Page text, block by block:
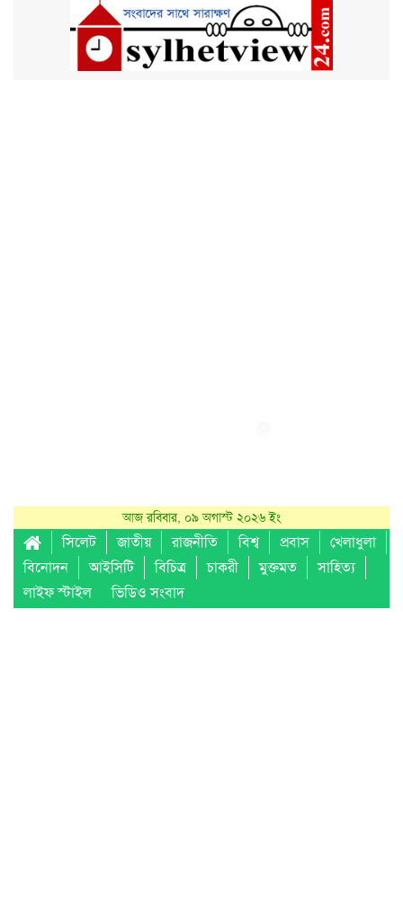
আজ রবিবার, ০৯ অগাস্ট ২০২৬ ইং
সিলেট জাতীয় রাজনীতি বিশ্ব প্রবাস
খেলাধুলা
বিনোদন
আইসিটি বিচিত্র চাকরী মুক্তমত
সাহিত্য
লাইফ স্টাইল
ভিডিও সংবাদ